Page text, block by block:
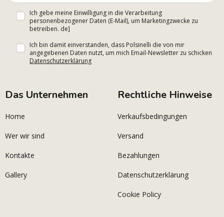
Ich gebe meine Einwilligung in die Verarbeitung
personenbezogener Daten (E-Mail), um Marketingzwecke zu
betreiben. de]
Ich bin damit einverstanden, dass Polsinelli die von mir
angegebenen Daten nutzt, um mich Email-Newsletter zu schicken
Datenschutzerklärung
Das Unternehmen
Home
Wer wir sind
Kontakte
Gallery
Rechtliche Hinweise
Verkaufsbedingungen
Versand
Bezahlungen
Datenschutzerklärung
Cookie Policy